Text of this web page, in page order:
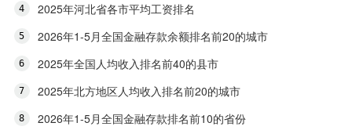
2025年河北省各市平均工资排名
2026年1-5月全国金融存款余额排名前20的城市
2025年全国人均收入排名前40的县市
2025年北方地区人均收入排名前20的城市
2026年1-5月全国金融存款排名前10的省份